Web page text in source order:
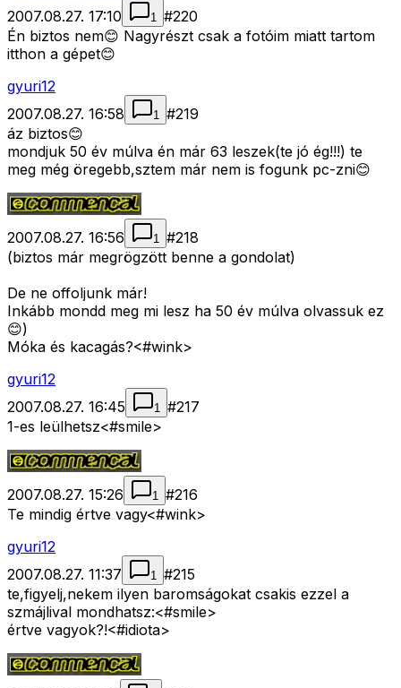
2007.08.27. 17:10 1 #220
Én biztos nem😊 Nagyrészt csak a fotóim miatt tartom
itthon a gépet😊
gyuri12
2007.08.27. 16:58
1 #219
áz biztos😊
mondjuk 50 év múlva én már 63 leszek(te jó ég!!!) te
meg még öregebb,sztem már nem is fogunk pc-zni😊
2007.08.27. 16:56 1 #218
(biztos már megrögzött benne a gondolat)
De ne offoljunk már!
Inkább mondd meg mi lesz ha 50 év múlva olvassuk ez
😊)
Móka és kacagás?<#wink>
gyuri12
2007.08.27. 16:45
1 #217
1-es leülhetsz<#smile>
2007.08.27. 15:26 1 #216
Te mindig értve vagy<#wink>
gyuri12
2007.08.27. 11:37
1 #215
te,figyelj,nekem ilyen baromságokat csakis ezzel a
szmájlival mondhatsz:<#smile>
értve vagyok?!<#idiota>